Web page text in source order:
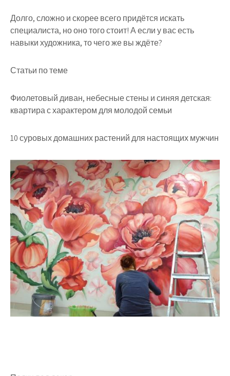
Долго, сложно и скорее всего придётся искать
специалиста, но оно того стоит! А если у вас есть
навыки художника, то чего же вы ждёте?
Статьи по теме
Фиолетовый диван, небесные стены и синяя детская:
квартира с характером для молодой семьи
10 суровых домашних растений для настоящих мужчин